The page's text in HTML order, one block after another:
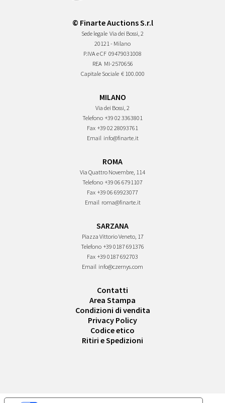
© Finarte Auctions S.r.l
Sede legale Via dei Bossi, 2
20121 - Milano
P.IVA e CF 09479031008
REA MI-2570656
Capitale Sociale € 100.000
MILANO
Via dei Bossi, 2
Telefono +39 02 3363801
Fax +39 02 28093761
Email info@finarte.it
ROMA
Via Quattro Novembre, 114
Telefono +39 06 6791107
Fax +39 06 69923077
Email roma@finarte.it
SARZANA
Piazza Vittorio Veneto, 17
Telefono +39 0187 691376
Fax +39 0187 692703
Email info@czernys.com
Contatti
Area Stampa
Condizioni di vendita
Privacy Policy
Codice etico
Ritiri e Spedizioni